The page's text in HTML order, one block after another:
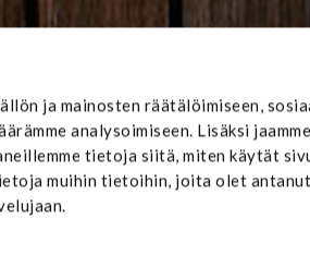
ja mainosten räätälöimiseen,
analysoimiseen. Lisäksi
tietoja siitä, miten käytät
muihin tietoihin, joita olet